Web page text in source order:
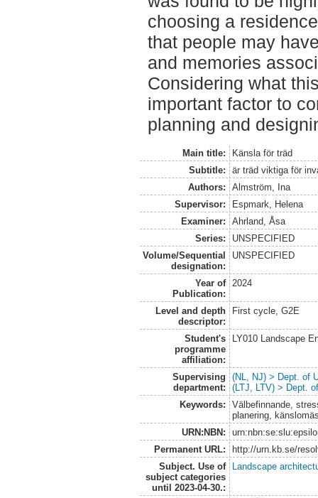
choosing a
that people may
and memories
Considering what
important factor to
planning and
Main title:
Känsla för träd
Subtitle:
är träd viktiga för
Authors:
Almström, Ina
Supervisor:
Espmark, Helena
Examiner:
Ahrland, Åsa
Series:
UNSPECIFIED
Volume/Sequential
designation:
UNSPECIFIED
Year of
Publication:
2024
Level and depth
descriptor:
First cycle, G2E
Student's
programme
affiliation:
LY010 Landscape
Supervising
department:
(NL, NJ) > Dept. of
(LTJ, LTV) > Dept.
Keywords:
Välbefinnande,
planering,
URN:NBN:
Permanent URL:
http://urn.kb.se/
Subject. Use of
subject categories
until 2023-04-30.:
Landscape